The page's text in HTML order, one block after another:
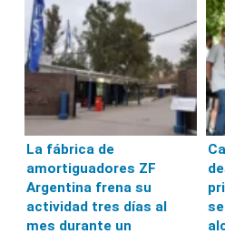
La fábrica de
amortiguadores ZF
Argentina frena su
actividad tres días al
mes durante un